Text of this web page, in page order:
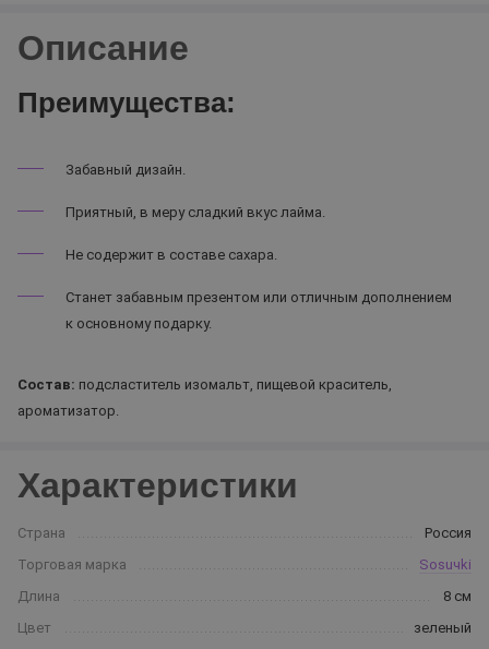
Описание
Преимущества:
Забавный дизайн.
Приятный, в меру сладкий вкус лайма.
Не содержит в составе сахара.
Станет забавным презентом или отличным дополнением
к основному подарку.
Состав: подсластитель изомальт, пищевой краситель,
ароматизатор.
Характеристики
Страна
Россия
Торговая марка
Sosuчki
Длина
8 см
Цвет
зеленый